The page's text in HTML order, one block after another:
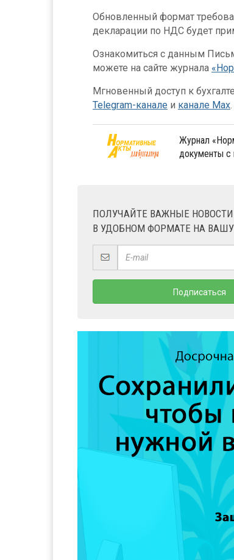
Обновленный формат
декларации по НДС будет
Ознакомиться с данным
можете на сайте журнала
Мгновенный доступ к
Telegram-канале и канале Max.
Журнал
документы с
ПОЛУЧАЙТЕ ВАЖНЫЕ
В УДОБНОМ ФОРМАТЕ НА